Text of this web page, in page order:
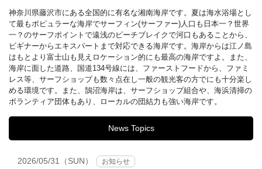
神奈川県藤沢市にある全国的に有名な湘南海岸です。夏は海水浴場とし
て最もポピュラーな海岸でサーフィン(サーファー)人口も日本一？世界
一？のサーフポイントで遠浅のビーチブレイクで河口もあることから、
ビギナーからエキスパートまで対応できる海岸です。海岸からは江ノ島
はもとより富士山も見えロケーション的にも最高の海岸ですよ。また、
海岸に面した道路、国道134号線には、ファーストフードから、ファミ
レス等、サーフショップも数々点在し一般の観光客の方でにも十分楽し
める環境です。また、鵠沼海岸は、サーフショップ組合や、海浜清掃の
ボランティア団体もあり、ローカルの団結力も強い海岸です。
News Topics
2026/05/31（SUN） お知らせ